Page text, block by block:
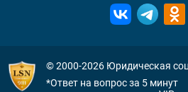
© 2000-2026 Юридическая
*Ответ на вопрос за 5 минут